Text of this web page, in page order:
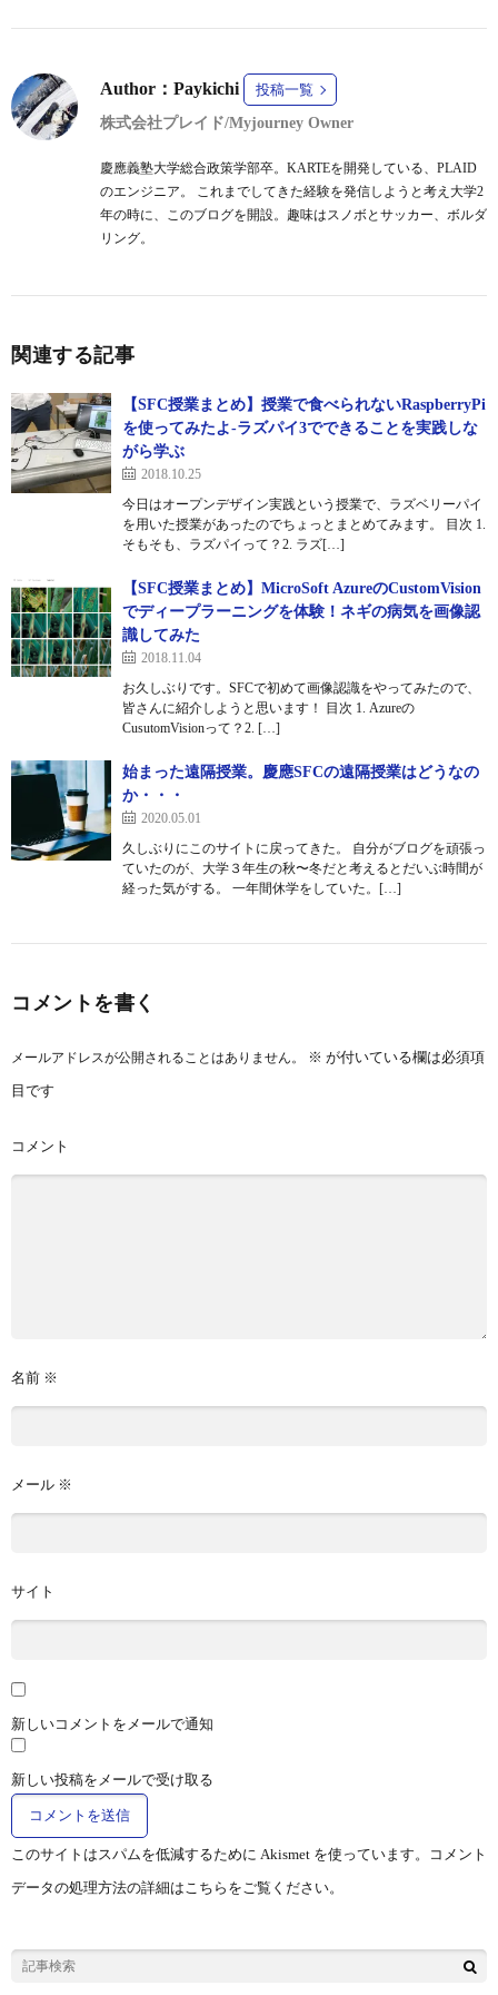
Author：Paykichi
投稿一覧
株式会社プレイド/Myjourney Owner
慶應義塾大学総合政策学部卒。KARTEを開発している、PLAID
のエンジニア。 これまでしてきた経験を発信しようと考え大学2
年の時に、このブログを開設。趣味はスノボとサッカー、ボルダ
リング。
関連する記事
【SFC授業まとめ】授業で食べられないRaspberryPi
を使ってみたよ-ラズパイ3でできることを実践しな
がら学ぶ
2018.10.25
今日はオープンデザイン実践という授業で、ラズベリーパイ
を用いた授業があったのでちょっとまとめてみます。 目次 1.
そもそも、ラズパイって？2. ラズ[…]
【SFC授業まとめ】MicroSoft AzureのCustomVision
でディープラーニングを体験！ネギの病気を画像認
識してみた
2018.11.04
お久しぶりです。SFCで初めて画像認識をやってみたので、
皆さんに紹介しようと思います！ 目次 1. Azureの
CusutomVisionって？2. […]
始まった遠隔授業。慶應SFCの遠隔授業はどうなの
か・・・
2020.05.01
久しぶりにこのサイトに戻ってきた。 自分がブログを頑張っ
ていたのが、大学３年生の秋〜冬だと考えるとだいぶ時間が
経った気がする。 一年間休学をしていた。[…]
コメントを書く
メールアドレスが公開されることはありません。 ※ が付いている欄は必須項
目です
コメント
名前 ※
メール ※
サイト
新しいコメントをメールで通知
新しい投稿をメールで受け取る
このサイトはスパムを低減するために Akismet を使っています。
コメント
データの処理方法の詳細はこちらをご覧ください。